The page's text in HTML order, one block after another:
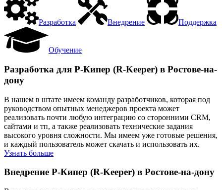
Разработка Внедрение Поддержка
Обучение
Разработка для Р-Кипер (R-Keeper) в Ростове-на-
дону
В нашем в штате имеем команду разработчиков, которая под
руководством опытных менеджеров проекта может
реализовать почти любую интеграцию со сторонними CRM,
сайтами и тп, а также реализовать технические задания
высокого уровня сложности. Мы имеем уже готовые решения,
и каждый пользователь может скачать и использовать их.
Узнать больше
Внедрение Р-Кипер (R-Keeper) в Ростове-на-дону